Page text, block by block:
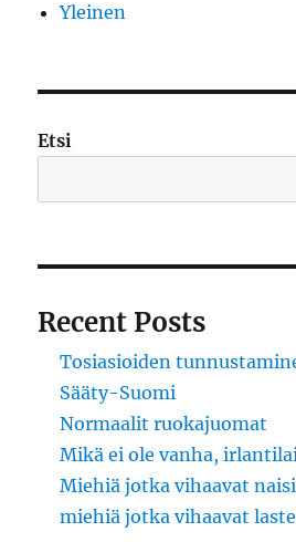
Yleinen
Etsi
Recent Posts
Tosiasioiden
Sääty-Suomi
Normaalit ruokajuomat
Mikä ei ole vanha,
Miehiä jotka vihaavat
miehiä jotka vihaavat